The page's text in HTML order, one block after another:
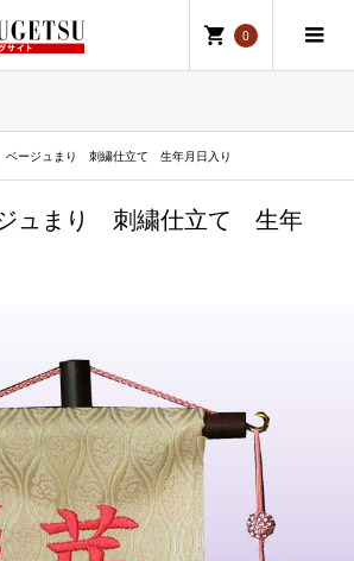
0
ージュまり 刺繍仕立て 生年月日入り
ュまり 刺繍仕立て 生年